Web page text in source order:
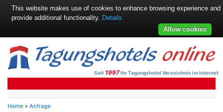
Seit 1997Ihr Tagungshotel Verzeichnis im Internet
Home » Anfrage
This website makes use of cookies to enhance browsing experience and
provide additional functionality. Details
Allow cookies